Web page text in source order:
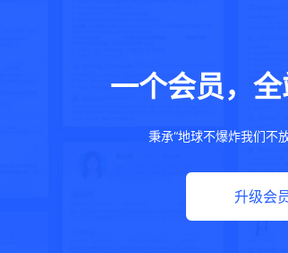
一个会员，
秉承“地球不爆炸我们不
升级会